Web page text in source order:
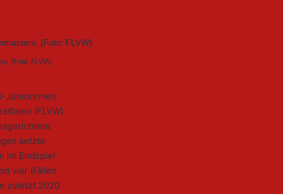
(Foto: FLVW)
Juniorinnen
(FLVW)
setzte
im Endspiel
vier Bällen
zuletzt 2020